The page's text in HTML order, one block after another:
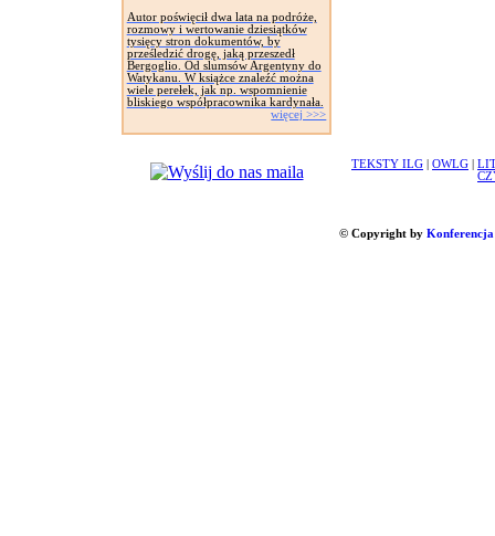
Autor poświęcił dwa lata na podróże,
rozmowy i wertowanie dziesiątków
tysięcy stron dokumentów, by
prześledzić drogę, jaką przeszedł
Bergoglio. Od slumsów Argentyny do
Watykanu. W książce znaleźć można
wiele perełek, jak np. wspomnienie
bliskiego współpracownika kardynała.
więcej >>>
TEKSTY ILG OWLG
© Copyright by Konferencja